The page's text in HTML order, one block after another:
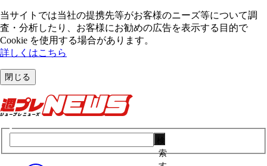
当サイトでは当社の提携先等がお客様のニーズ等について調
査・分析したり、お客様にお勧めの広告を表⽰する⽬的で
Cookie を使⽤する場合があります。
詳しくはこちら
閉じる
索